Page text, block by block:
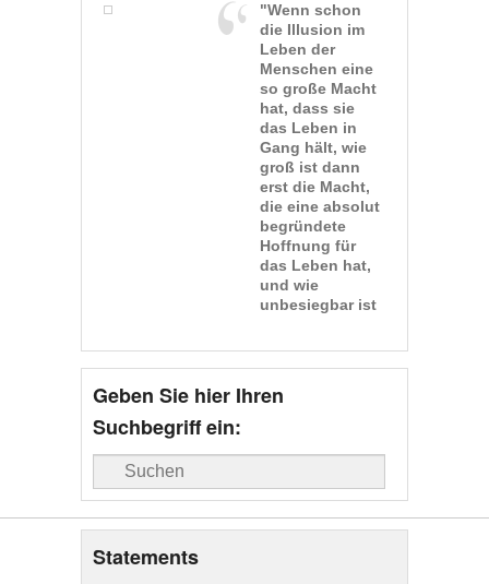
"Wenn schon
die Illusion im
Leben der
Menschen eine
so große Macht
hat, dass sie
das Leben in
Gang hält, wie
groß ist dann
erst die Macht,
die eine absolut
begründete
Hoffnung für
das Leben hat,
und wie
unbesiegbar ist
Geben Sie hier Ihren
Suchbegriff ein:
Suche
Statements